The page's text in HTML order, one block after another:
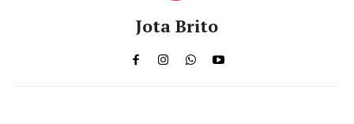
Jota Brito